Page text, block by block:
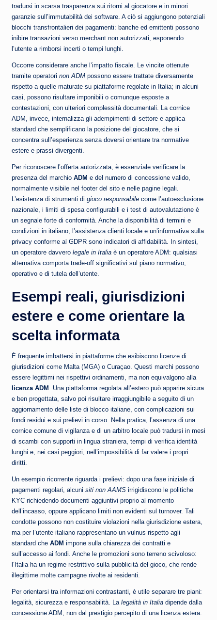
tradursi in scarsa trasparenza sui ritorni al giocatore e in minori
garanzie sull’immutabilità dei software. A ciò si aggiungono potenziali
blocchi transfrontalieri dei pagamenti: banche ed emittenti possono
inibire transazioni verso merchant non autorizzati, esponendo
l’utente a rimborsi incerti o tempi lunghi.
Occorre considerare anche l’impatto fiscale. Le vincite ottenute
tramite operatori non ADM possono essere trattate diversamente
rispetto a quelle maturate su piattaforme regolate in Italia; in alcuni
casi, possono risultare imponibili o comunque esposte a
contestazioni, con ulteriori complessità documentali. La cornice
ADM, invece, internalizza gli adempimenti di settore e applica
standard che semplificano la posizione del giocatore, che si
concentra sull’esperienza senza doversi orientare tra normative
estere e prassi divergenti.
Per riconoscere l’offerta autorizzata, è essenziale verificare la
presenza del marchio ADM e del numero di concessione valido,
normalmente visibile nel footer del sito e nelle pagine legali.
L’esistenza di strumenti di gioco responsabile come l’autoesclusione
nazionale, i limiti di spesa configurabili e i test di autovalutazione è
un segnale forte di conformità. Anche la disponibilità di termini e
condizioni in italiano, l’assistenza clienti locale e un’informativa sulla
privacy conforme al GDPR sono indicatori di affidabilità. In sintesi,
un operatore davvero legale in Italia è un operatore ADM: qualsiasi
alternativa comporta trade-off significativi sul piano normativo,
operativo e di tutela dell’utente.
Esempi reali, giurisdizioni
estere e come orientare la
scelta informata
È frequente imbattersi in piattaforme che esibiscono licenze di
giurisdizioni come Malta (MGA) o Curaçao. Questi marchi possono
essere legittimi nei rispettivi ordinamenti, ma non equivalgono alla
licenza ADM . Una piattaforma regolata all’estero può apparire sicura
e ben progettata, salvo poi risultare irraggiungibile a seguito di un
aggiornamento delle liste di blocco italiane, con complicazioni sui
fondi residui e sui prelievi in corso. Nella pratica, l’assenza di una
cornice comune di vigilanza e di un arbitro locale può tradursi in mesi
di scambi con supporti in lingua straniera, tempi di verifica identità
lunghi e, nei casi peggiori, nell’impossibilità di far valere i propri
diritti.
Un esempio ricorrente riguarda i prelievi: dopo una fase iniziale di
pagamenti regolari, alcuni siti non AAMS irrigidiscono le politiche
KYC richiedendo documenti aggiuntivi proprio al momento
dell’incasso, oppure applicano limiti non evidenti sul turnover. Tali
condotte possono non costituire violazioni nella giurisdizione estera,
ma per l’utente italiano rappresentano un vulnus rispetto agli
standard che ADM impone sulla chiarezza dei contratti e
sull’accesso ai fondi. Anche le promozioni sono terreno scivoloso:
l’Italia ha un regime restrittivo sulla pubblicità del gioco, che rende
illegittime molte campagne rivolte ai residenti.
Per orientarsi tra informazioni contrastanti, è utile separare tre piani:
legalità, sicurezza e responsabilità. La legalità in Italia dipende dalla
concessione ADM, non dal prestigio percepito di una licenza estera.